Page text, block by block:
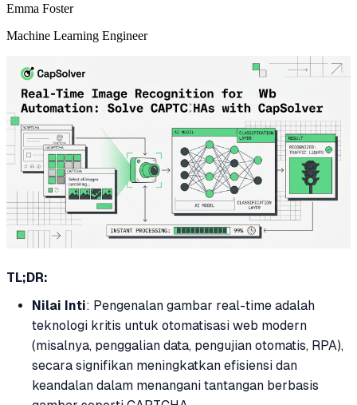
Emma Foster
Machine Learning Engineer
TL;DR:
Nilai Inti: Pengenalan gambar real-time adalah
teknologi kritis untuk otomatisasi web modern
(misalnya, penggalian data, pengujian otomatis, RPA),
secara signifikan meningkatkan efisiensi dan
keandalan dalam menangani tantangan berbasis